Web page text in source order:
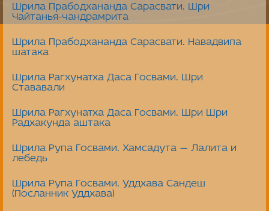
Шрила Прабодхананда Сарасвати. Шри
Чайтанья-чандрамрита
Шрила Прабодхананда Сарасвати. Навадвипа
шатака
Шрила Рагхунатха Даса Госвами. Шри
Стававали
Шрила Рагхунатха Даса Госвами. Шри Шри
Радхакунда аштака
Шрила Рупа Госвами. Хамсадута — Лалита и
лебедь
Шрила Рупа Госвами. Уддхава Сандеш
(Посланник Уддхава)